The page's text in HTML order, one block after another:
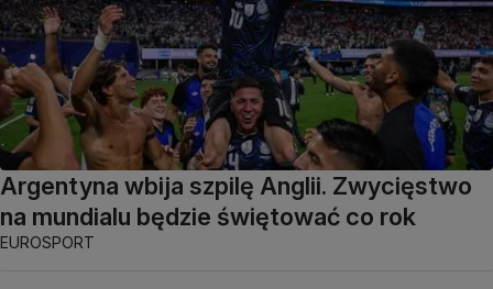
Argentyna wbija szpilę Anglii. Zwycięstwo
na mundialu będzie świętować co rok
EUROSPORT